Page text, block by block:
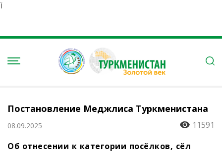
Ï
Постановление Меджлиса Туркменистана
08.09.2025
11591
Об отнесении к категории посёлков, сёл